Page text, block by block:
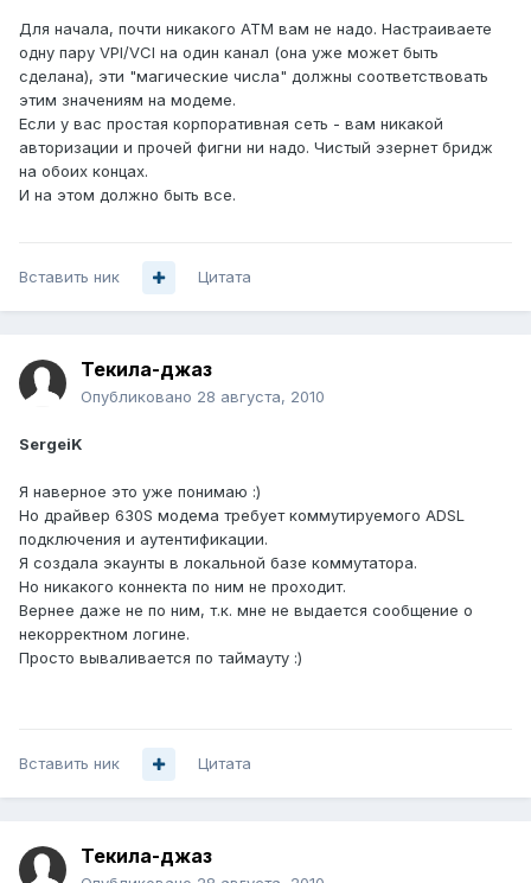
Для начала, почти никакого ATM вам не надо. Настраиваете
одну пару VPI/VCI на один канал (она уже может быть
сделана), эти "магические числа" должны соответствовать
этим значениям на модеме.
Если у вас простая корпоративная сеть - вам никакой
авторизации и прочей фигни ни надо. Чистый эзернет бридж
на обоих концах.
И на этом должно быть все.
Вставить ник Цитата
Текила-джаз
Опубликовано 28 августа, 2010
SergeiK
Я наверное это уже понимаю :)
Но драйвер 630S модема требует коммутируемого ADSL
подключения и аутентификации.
Я создала экаунты в локальной базе коммутатора.
Но никакого коннекта по ним не проходит.
Вернее даже не по ним, т.к. мне не выдается сообщение о
некорректном логине.
Просто вываливается по таймауту :)
Вставить ник Цитата
Текила-джаз